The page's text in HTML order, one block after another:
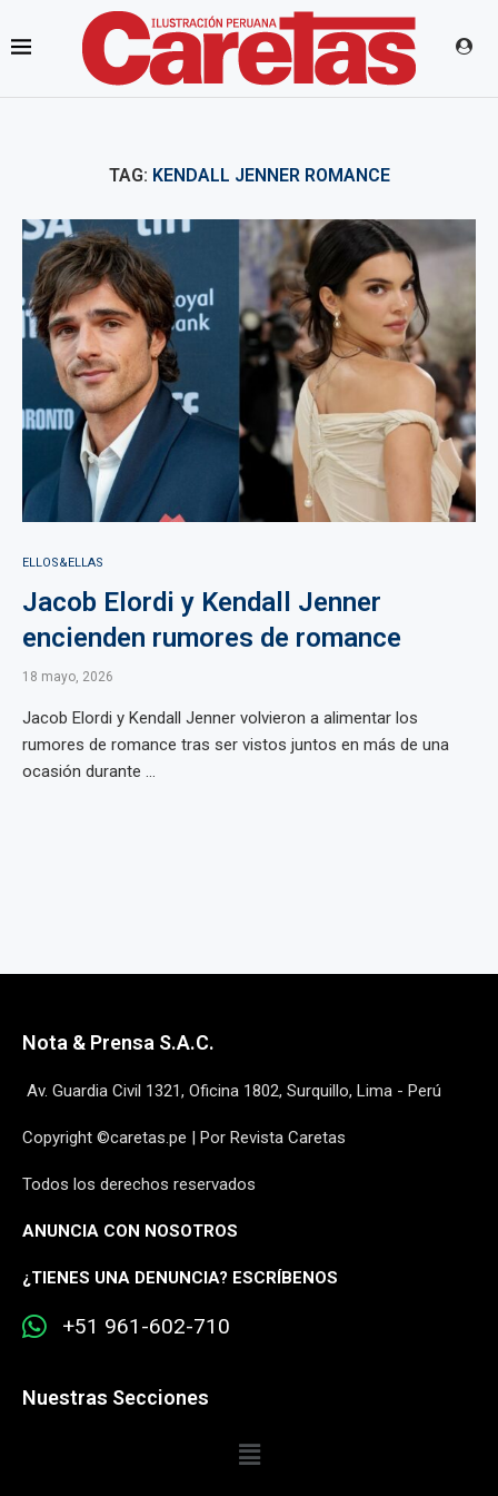
TAG: KENDALL JENNER ROMANCE
ELLOS&ELLAS
Jacob Elordi y Kendall Jenner
encienden rumores de romance
18 mayo, 2026
Jacob Elordi y Kendall Jenner volvieron a alimentar los
rumores de romance tras ser vistos juntos en más de una
ocasión durante ...
Nota & Prensa S.A.C.
Av. Guardia Civil 1321, Oficina 1802, Surquillo, Lima - Perú
Copyright ©caretas.pe | Por Revista Caretas
Todos los derechos reservados
ANUNCIA CON NOSOTROS
¿TIENES UNA DENUNCIA? ESCRÍBENOS
+51 961-602-710
Nuestras Secciones